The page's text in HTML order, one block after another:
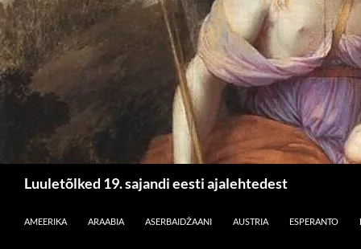
Luuletõlked 19. sajandi eesti ajalehtedest
AMEERIKA
ARAABIA ASERBAIDŽAANI AUSTRIA ESPERANTO